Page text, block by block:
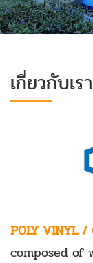
เกี่ยวกับเรา
POLY VINYL /
composed of